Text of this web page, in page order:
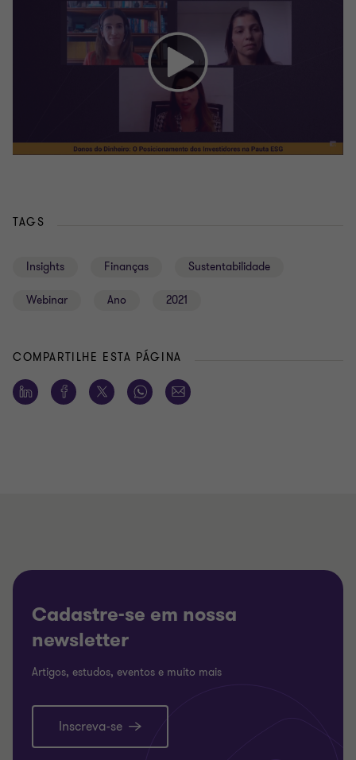
TAGS
Insights Finanças Sustentabilidade
Webinar Ano 2021
COMPARTILHE ESTA PÁGINA
Cadastre-se em nossa
newsletter
Artigos, estudos, eventos e muito mais
Inscreva-se